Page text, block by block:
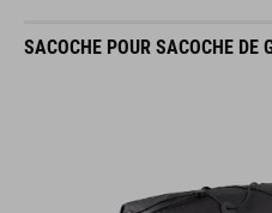
SACOCHE POUR SACOCHE DE